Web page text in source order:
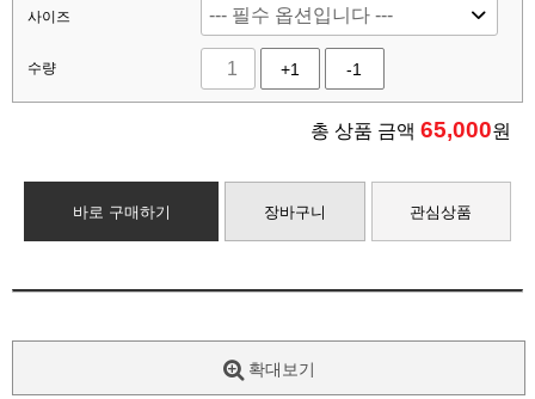
사이즈
수량 +1 -1
총 상품 금액 65,000원
바로 구매하기 장바구니 관심상품
확대보기